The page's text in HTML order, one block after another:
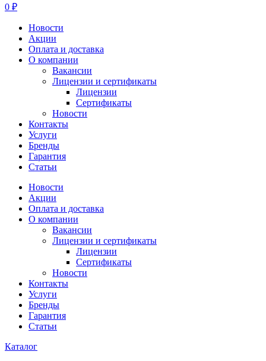
0 ₽
Новости
Акции
Оплата и доставка
О компании
Вакансии
Лицензии и сертификаты
Лицензии
Сертификаты
Новости
Контакты
Услуги
Бренды
Гарантия
Статьи
Новости
Акции
Оплата и доставка
О компании
Вакансии
Лицензии и сертификаты
Лицензии
Сертификаты
Новости
Контакты
Услуги
Бренды
Гарантия
Статьи
Каталог